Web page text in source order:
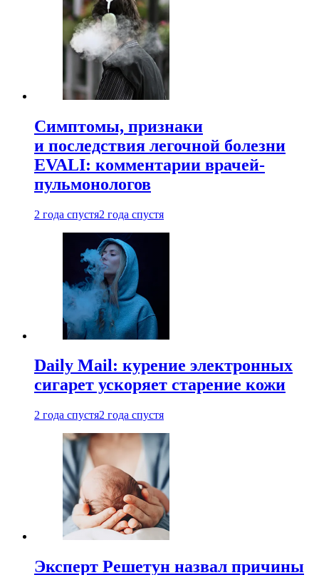
Симптомы, признаки
и последствия легочной болезни
EVALI: комментарии врачей-
пульмонологов
2 года спустя2 года спустя
Daily Mail: курение электронных
сигарет ускоряет старение кожи
2 года спустя2 года спустя
Эксперт Решетун назвал причины